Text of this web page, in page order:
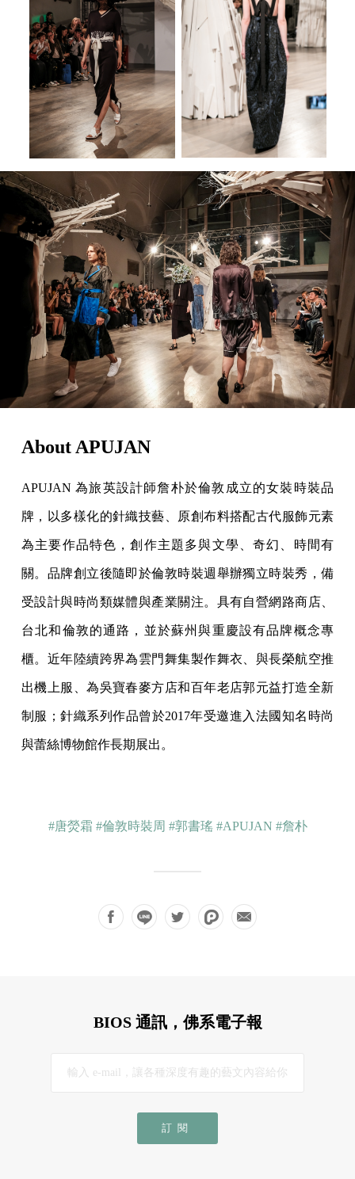
About APUJAN
APUJAN 為旅英設計師詹朴於倫敦成立的女裝時裝品
牌，以多樣化的針織技藝、原創布料搭配古代服飾元素
為主要作品特色，創作主題多與文學、奇幻、時間有
關。品牌創立後隨即於倫敦時裝週舉辦獨立時裝秀，備
受設計與時尚類媒體與產業關注。具有自營網路商店、
台北和倫敦的通路，並於蘇州與重慶設有品牌概念專
櫃。近年陸續跨界為雲門舞集製作舞衣、與長榮航空推
出機上服、為吳寶春麥方店和百年老店郭元益打造全新
制服；針織系列作品曾於2017年受邀進入法國知名時尚
與蕾絲博物館作長期展出。
#唐熒霜 #倫敦時裝周 #郭書瑤 #APUJAN #詹朴
BIOS 通訊，佛系電子報
訂閱